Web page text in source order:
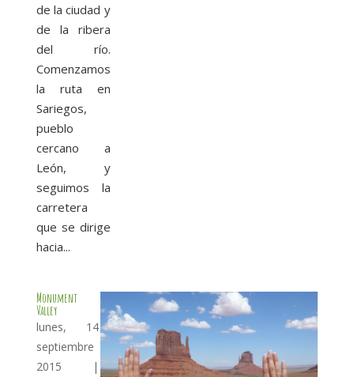
de la ciudad y
de la ribera
del río.
Comenzamos
la ruta en
Sariegos,
pueblo
cercano a
León, y
seguimos la
carretera
que se dirige
hacia...
Monument
Valley
lunes, 14
septiembre
2015 |